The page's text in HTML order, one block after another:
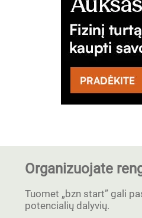
Organizuojate
Tuomet „bzn start” gali
potencialių dalyvių.